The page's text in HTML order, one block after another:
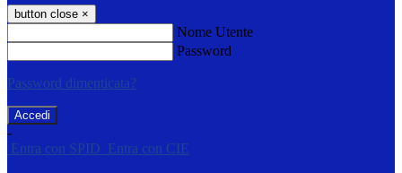
button close ×
Nome Utente
Password
Password dimenticata?
-
Entra con SPID
Entra con CIE